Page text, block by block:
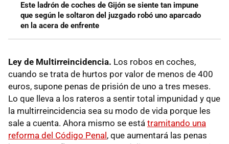
Este ladrón de coches de Gijón se siente tan impune
que según le soltaron del juzgado robó uno aparcado
en la acera de enfrente
Ley de Multirreincidencia. Los robos en coches,
cuando se trata de hurtos por valor de menos de 400
euros, supone penas de prisión de uno a tres meses.
Lo que lleva a los rateros a sentir total impunidad y que
la multirreincidencia sea su modo de vida porque les
sale a cuenta. Ahora mismo se está tramitando una
reforma del Código Penal , que aumentará las penas